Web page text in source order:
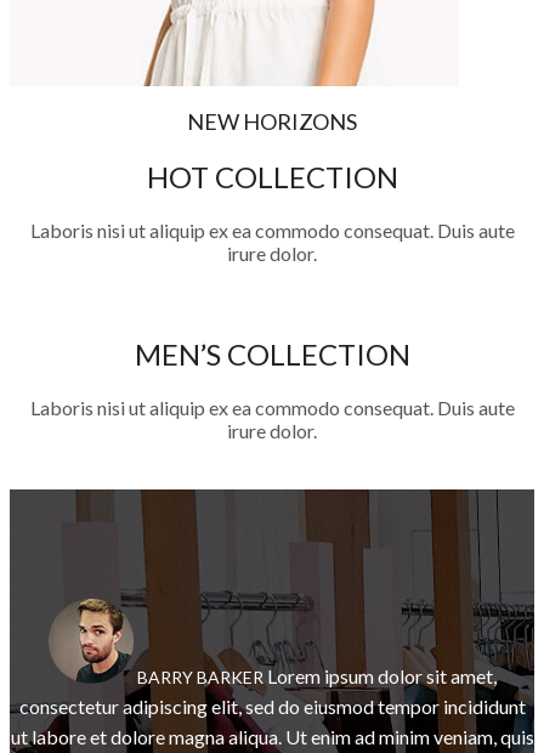
NEW HORIZONS
HOT COLLECTION
Laboris nisi ut aliquip ex ea commodo consequat. Duis aute
irure dolor.
MEN’S COLLECTION
Laboris nisi ut aliquip ex ea commodo consequat. Duis aute
irure dolor.
BARRY BARKER Lorem ipsum dolor sit amet,
consectetur adipiscing elit, sed do eiusmod tempor incididunt
ut labore et dolore magna aliqua. Ut enim ad minim veniam, quis